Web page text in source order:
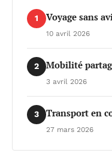
1 Voyage sans
10 avril 2026
2 Mobilité
3 avril 2026
3 Transport en
27 mars 2026